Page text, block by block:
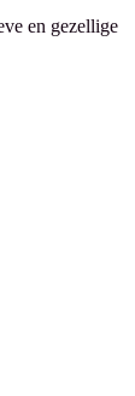
en gezellige